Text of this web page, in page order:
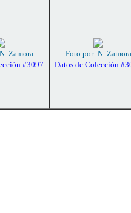
Zamora
#3097
Foto por: N. Zamora
Datos de Colección